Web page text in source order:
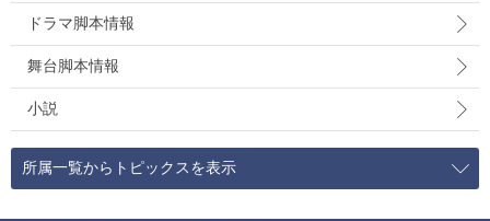
ドラマ脚本情報
舞台脚本情報
小説
所属一覧からトピックスを表示